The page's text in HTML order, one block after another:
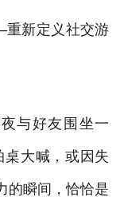
重新定义社交游
与好友围坐一
大喊，或因失
的瞬间，恰恰是